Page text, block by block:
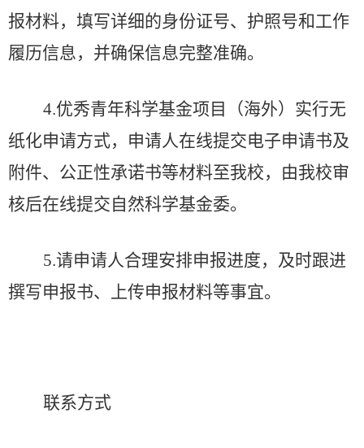
报材料，填写详细的身份证号、护照号和工作
履历信息，并确保信息完整准确。
4.优秀青年科学基金项目（海外）实行无
纸化申请方式，申请人在线提交电子申请书及
附件、公正性承诺书等材料至我校，由我校审
核后在线提交自然科学基金委。
5.请申请人合理安排申报进度，及时跟进
撰写申报书、上传申报材料等事宜。
联系方式